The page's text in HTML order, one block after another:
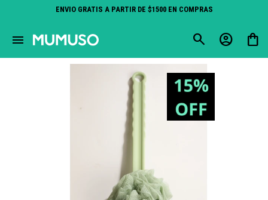
ENVIO GRATIS A PARTIR DE $1500 EN COMPRAS
menu
close